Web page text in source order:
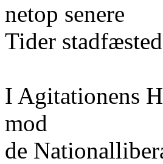
netop senere
Tider
I Agitationens
mod
de